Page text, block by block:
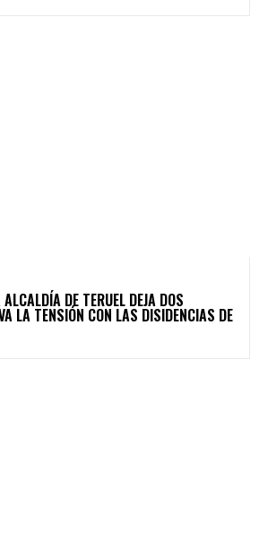
DE TERUEL DEJA DOS
LA TENSIÓN CON LAS DISIDENCIAS DE